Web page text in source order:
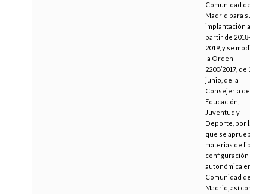
Comunidad de
Madrid para su
implantación a
partir de 2018-
2019, y se modifica
la Orden
2200/2017, de 16 de
junio, de la
Consejería de
Educación,
Juventud y
Deporte, por la
que se aprueban
materias de libre
configuración
autonómica en la
Comunidad de
Madrid, así como la